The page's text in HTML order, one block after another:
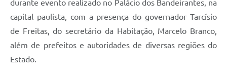
durante evento realizado no Palácio dos Bandeirantes, na
capital paulista, com a presença do governador Tarcísio
de Freitas, do secretário da Habitação, Marcelo Branco,
além de prefeitos e autoridades de diversas regiões do
Estado.